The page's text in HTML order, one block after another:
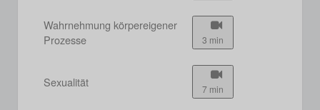
Wahrnehmung körpereigener
Prozesse
3 min
Sexualität 7 min